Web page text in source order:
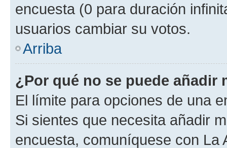
encuesta (0 para duración
usuarios cambiar su votos.
Arriba
¿Por qué no se puede añadir
El límite para opciones de una
Si sientes que necesita añadir
encuesta, comuníquese con La